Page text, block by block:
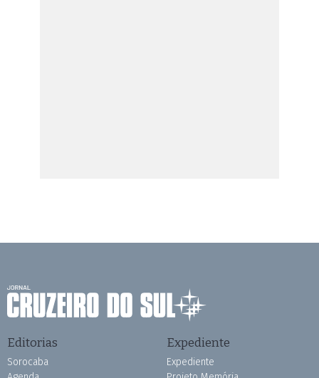
Editorias
Sorocaba
Expediente
Expediente